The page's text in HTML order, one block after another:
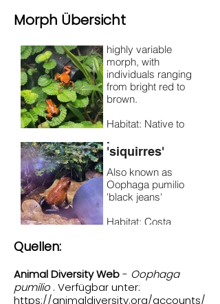
Morph Übersichtpumilio 'bribri'
courting a female
highly variable
morph, with
individuals ranging
from bright red to
brown.
Habitat: Native to
Costa Rica and
Panama.
Size:
Approximately 1.5–
2 cm (0.6–0.8
Oophaga
'siquirres'
Also known as
Oophaga pumilio
'black jeans'
Habitat: Costa
Quellen:
Animal Diversity Web- Oophaga
pumilio . Verfügbar unter:
https://animaldiversity.org/accounts/